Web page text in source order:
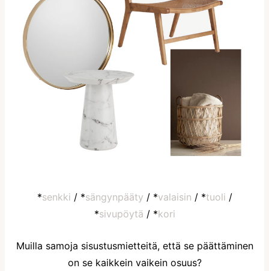
*senkki / *sängynpääty / *valaisin / *tuoli /
*sivupöytä / *kori
Muilla samoja sisustusmietteitä, että se päättäminen
on se kaikkein vaikein osuus?